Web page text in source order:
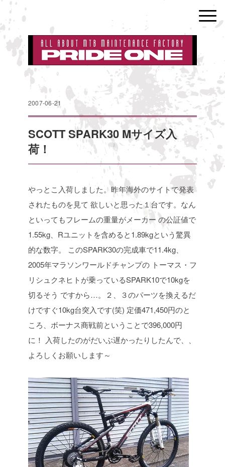
2007-06-21
SCOTT SPARK30 Mサイズ入
荷！
やっとこ入荷しました。昨年海外のサイトで発表
されたものを見て 欲しいと思った１台です。なん
といってもフレームの重量がメーカー の公証値で
1.55kg、Rユニットを含めると1.89kgという驚異
的な数字。
このSPARK30の完成車で11.4kg、
2005年マラソンワールドチャンプの トーマス・フ
リシュクネヒトが乗っているSPARK10で10kgを
切るそう ですから…。２、３のパーツを換えるだ
けですぐ10kg台突入です(笑) 定価471,450円のと
ころ、ボーナス商戦前ということで396,000円
に！ 入荷したのがだいぶ遅かったりしたんで、、
よろしくお願いします～